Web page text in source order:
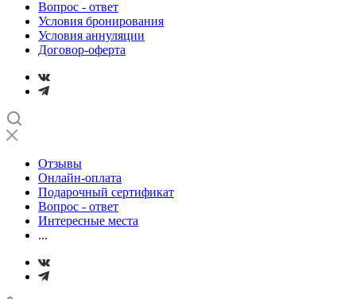
Вопрос - ответ
Условия бронирования
Условия аннуляции
Договор-оферта
Отзывы
Онлайн-оплата
Подарочный сертификат
Вопрос - ответ
Интересные места
...